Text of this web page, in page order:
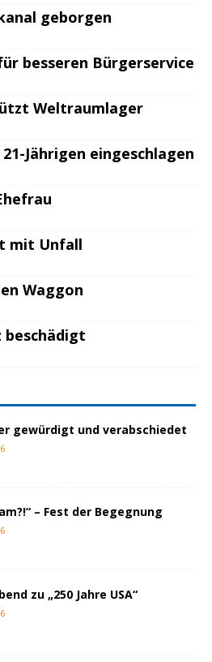
geborgen
besseren Bürgerservice
Weltraumlager
Jährigen eingeschlagen
mit Unfall
Waggon
beschädigt
gewürdigt und verabschiedet
– Fest der Begegnung
zu „250 Jahre USA“